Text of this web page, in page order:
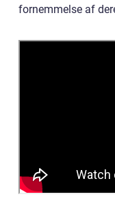
fornemmelse af